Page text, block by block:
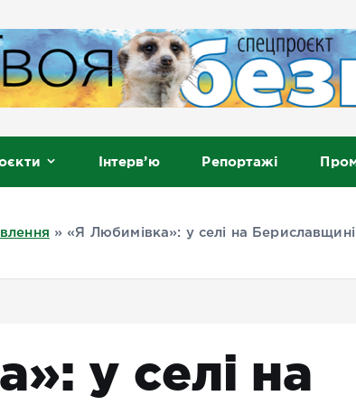
Інтерв’ю Репортажі
» «Я Любимівка»: у селі на Бериславщині
у селі на